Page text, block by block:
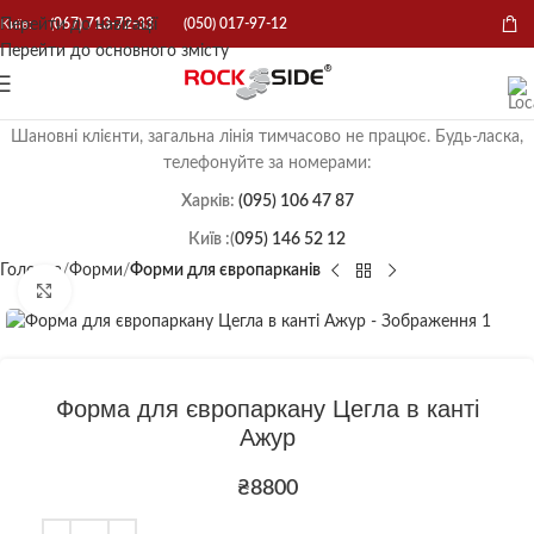
Перейти до навігації
Перейти до основного змісту
Київ: (067) 713-72-33 (050) 017-97-12
Шановні клієнти, загальна лінія тимчасово не працює. Будь-ласка,
телефонуйте за номерами:
Харків: (095) 106 47 87
Київ :(095) 146 52 12
Головна Форми Форми для європарканів
Форма для європаркану Цегла в канті
Ажур
₴8800